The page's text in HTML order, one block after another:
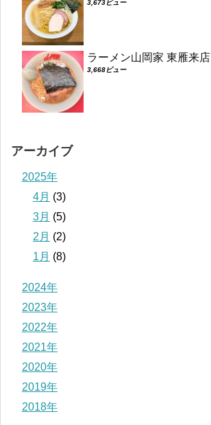
3,673ビュー
ラーメン山岡家 東雁来店
3,668ビュー
アーカイブ
2025年
4月 (3)
3月 (5)
2月 (2)
1月 (8)
2024年
2023年
2022年
2021年
2020年
2019年
2018年